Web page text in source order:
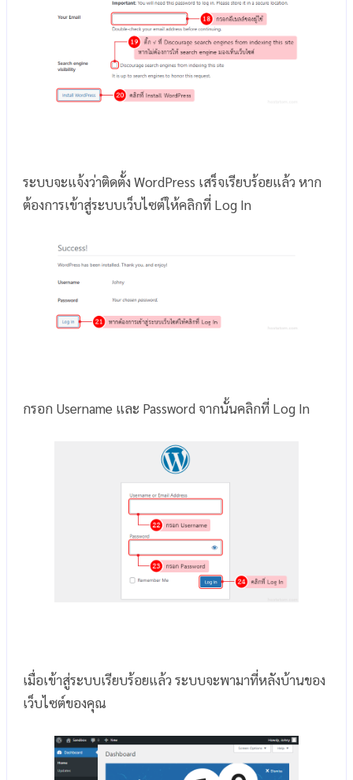
ระบบจะแจ้งว่าติดตั้ง WordPress เสร็จเรียบร้อยแล้ว หาก
ต้องการเข้าสู่ระบบเว็บไซต์ให้คลิกที่ Log In
กรอก Username และ Password จากนั้นคลิกที่ Log In
เมื่อเข้าสู่ระบบเรียบร้อยแล้ว ระบบจะพามาที่หลังบ้านของ
เว็บไซต์ของคุณ